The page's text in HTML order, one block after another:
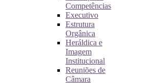
Competências
Executivo
Estrutura
Orgânica
Heráldica e
Imagem
Institucional
Reuniões de
Câmara